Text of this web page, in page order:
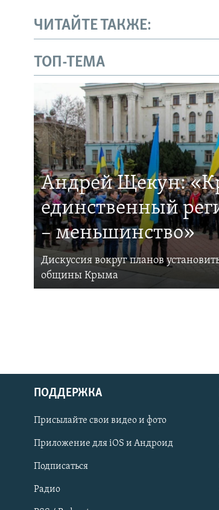
Українською
Qırımtatar
ПРИСОЕДИНЯЙТЕСЬ!
ЧИТАЙТЕ ТАКЖЕ:
ТОП-ТЕМА
Андрей Щекун:
единственный
– меньшинство»
Дискуссия вокруг планов
общины Крыма
ПОДДЕРЖКА
Присылайте свои видео и фото
Приложение для iOS и Андроид
Подписаться
Радио